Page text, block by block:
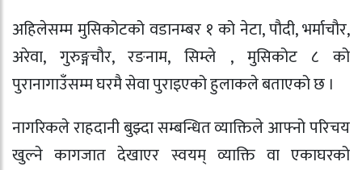
अहिलेसम्म मुसिकोटको वडानम्बर १ को नेटा, पौदी, भर्माचौर,
अरेवा, गुरुङ्गचौर, रङनाम, सिम्ले , मुसिकोट ८ को
पुरानागाउँसम्म घरमै सेवा पुराइएको हुलाकले बताएको छ ।
नागरिकले राहदानी बुझ्दा सम्बन्धित व्याक्तिले आफ्नो परिचय
खुल्ने कागजात देखाएर स्वयम् व्याक्ति वा एकाघरको